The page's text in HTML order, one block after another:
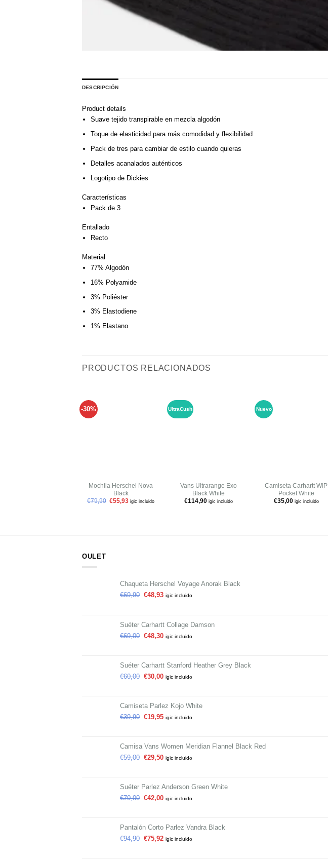
DESCRIPCIÓN
Product details
Suave tejido transpirable en mezcla algodón
Toque de elasticidad para más comodidad y flexibilidad
Pack de tres para cambiar de estilo cuando quieras
Detalles acanalados auténticos
Logotipo de Dickies
Características
Pack de 3
Entallado
Recto
Material
77% Algodón
16% Polyamide
3% Poliéster
3% Elastodiene
1% Elastano
PRODUCTOS RELACIONADOS
-30%
Mochila Herschel Nova
Black
€79,90 €55,93 igic incluido
UltraCush
Vans Ultrarange Exo
Black White
€114,90 igic incluido
Nuevo
Camiseta Carhartt WIP
Pocket White
€35,00 igic incluido
OULET
Chaqueta Herschel Voyage Anorak Black
€69,90 €48,93 igic incluido
Suéter Carhartt Collage Damson
€69,00 €48,30 igic incluido
Suéter Carhartt Stanford Heather Grey Black
€60,00 €30,00 igic incluido
Camiseta Parlez Kojo White
€39,90 €19,95 igic incluido
Camisa Vans Women Meridian Flannel Black Red
€59,00 €29,50 igic incluido
Suéter Parlez Anderson Green White
€70,00 €42,00 igic incluido
Pantalón Corto Parlez Vandra Black
€94,90 €75,92 igic incluido